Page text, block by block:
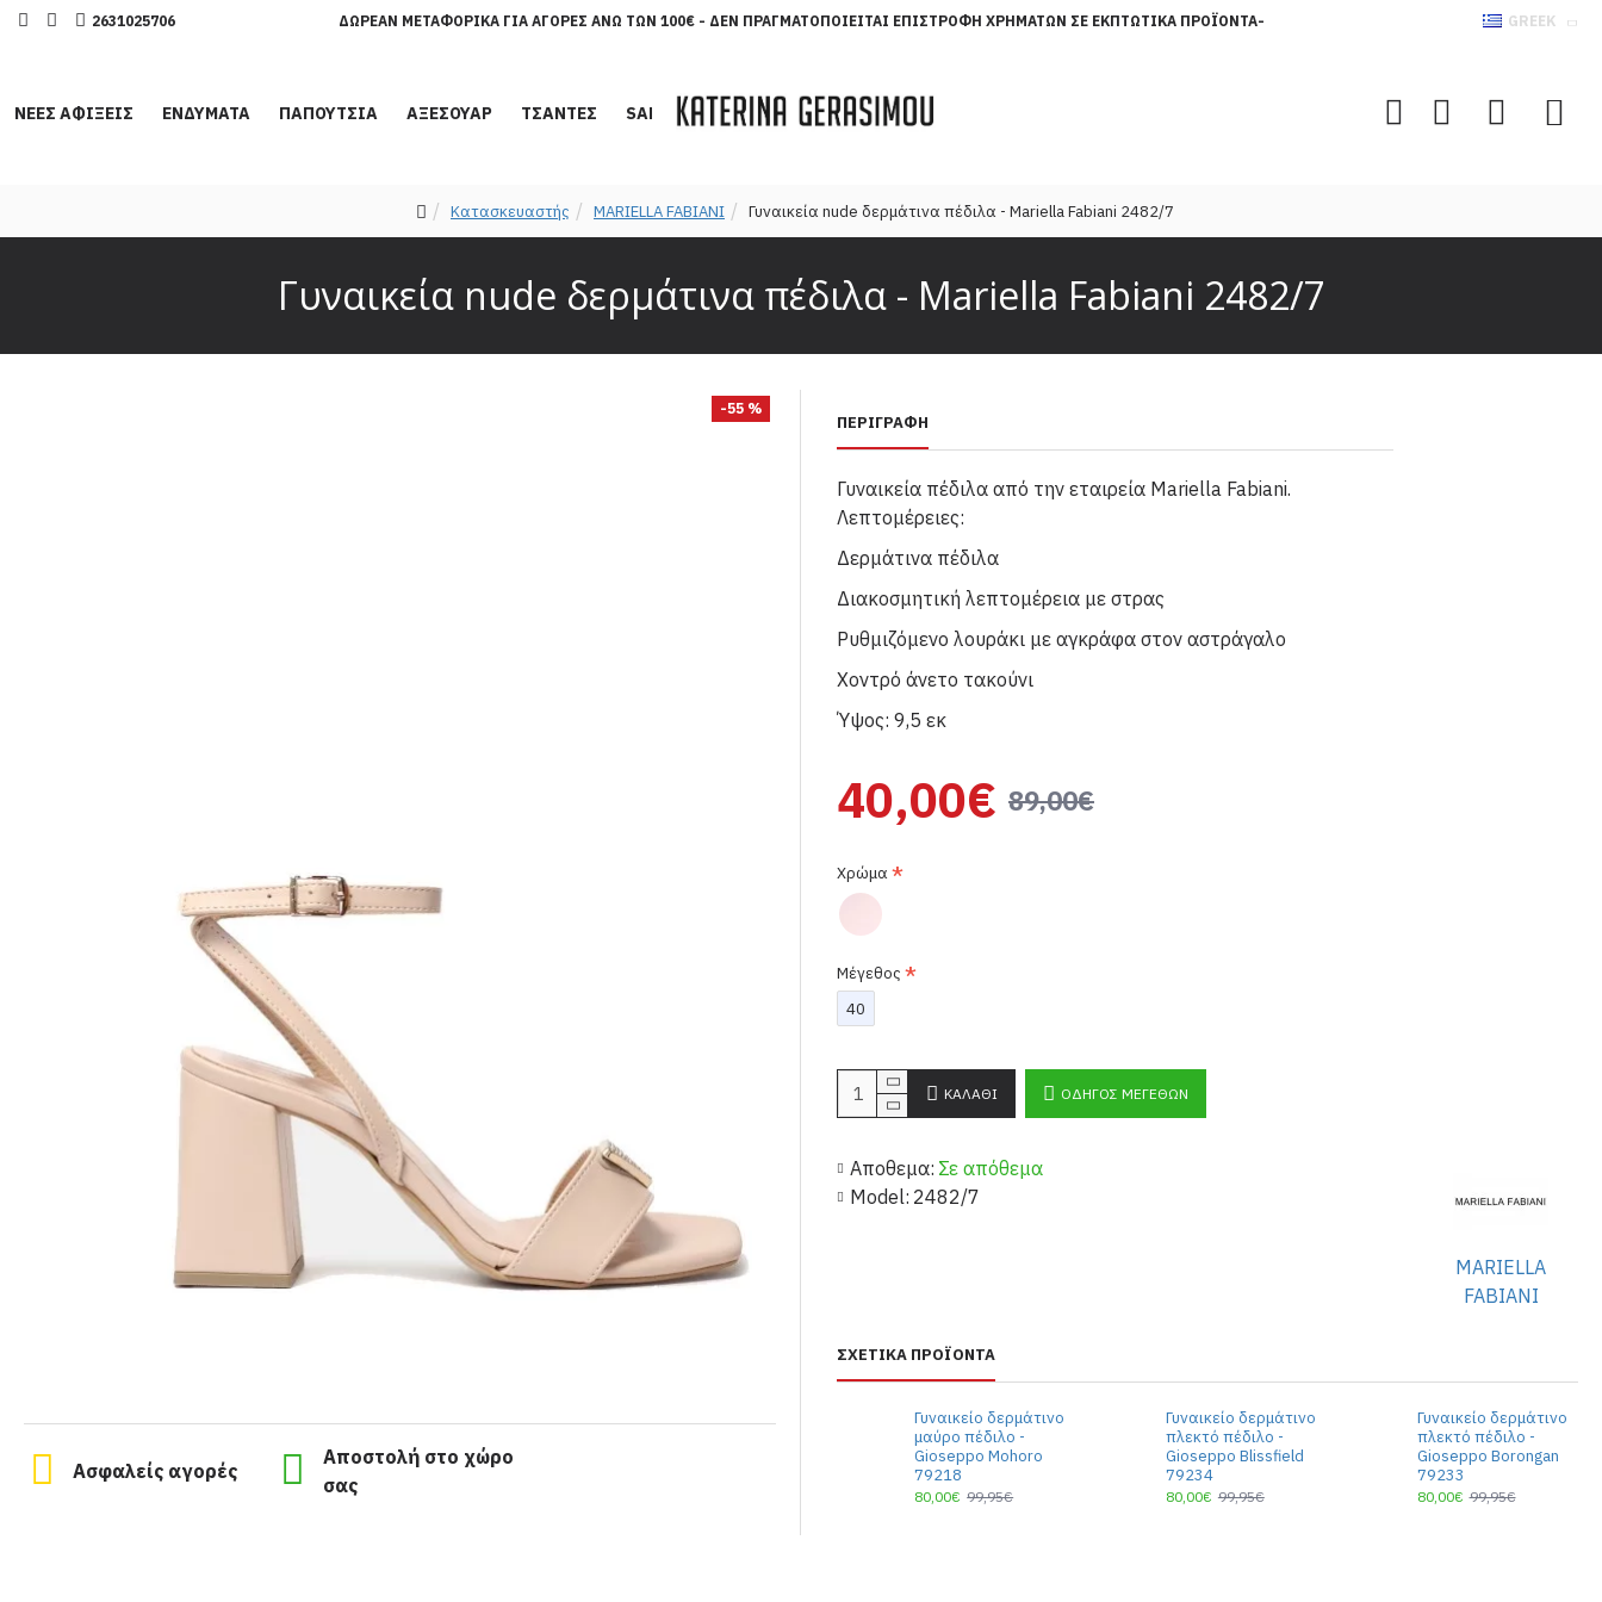
2631025706 ΔΩΡΕΆΝ ΜΕΤΑΦΟΡΙΚΆ ΓΙΑ ΑΓΟΡΈΣ ΆΝΩ ΤΩΝ 100€ - ΔΕΝ ΠΡΑΓΜΑΤΟΠΟΙΕΊΤΑΙ ΕΠΙΣΤΡΟΦΉ ΧΡΗΜΆΤΩΝ ΣΕ ΕΚΠΤΩΤΙΚΆ ΠΡΟΪΌΝΤΑ- GREEK
ΝΕΕΣ ΑΦΙΞΕΙΣ ΕΝΔΥΜΑΤΑ ΠΑΠΟΥΤΣΙΑ ΑΞΕΣΟΥΑΡ ΤΣΑΝΤΕΣ SALES
Κατασκευαστής MARIELLA FABIANI Γυναικεία nude δερμάτινα πέδιλα - Mariella Fabiani 2482/7
Γυναικεία nude δερμάτινα πέδιλα - Mariella Fabiani 2482/7
-55 %
Ασφαλείς αγορές
Αποστολή στο χώρο
σας
ΠΕΡΙΓΡΑΦΉ
Γυναικεία πέδιλα από την εταιρεία Mariella Fabiani.
Λεπτομέρειες:
Δερμάτινα πέδιλα
Διακοσμητική λεπτομέρεια με στρας
Ρυθμιζόμενο λουράκι με αγκράφα στον αστράγαλο
Χοντρό άνετο τακούνι
Ύψος: 9,5 εκ
Αποθεμα: Σε απόθεμα
Model: 2482/7
MARIELLA
FABIANI
40,00€ 89,00€
Χρώμα
Μέγεθος
40
ΚΑΛΆΘΙ ΟΔΗΓΌΣ ΜΕΓΕΘΏΝ
ΣΧΕΤΙΚΆ ΠΡΟΪΌΝΤΑ
Γυναικείο δερμάτινο
μαύρο πέδιλο -
Gioseppo Mohoro
79218
80,00€ 99,95€
Γυναικείο δερμάτινο
πλεκτό πέδιλο -
Gioseppo Blissfield
79234
80,00€ 99,95€
Γυναικείο δερμάτινο
πλεκτό πέδιλο -
Gioseppo Borongan
79233
80,00€ 99,95€